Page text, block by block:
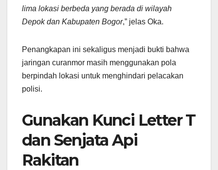
lima lokasi berbeda yang berada di wilayah
Depok dan Kabupaten Bogor,” jelas Oka.
Penangkapan ini sekaligus menjadi bukti bahwa
jaringan curanmor masih menggunakan pola
berpindah lokasi untuk menghindari pelacakan
polisi.
Gunakan Kunci Letter T
dan Senjata Api
Rakitan